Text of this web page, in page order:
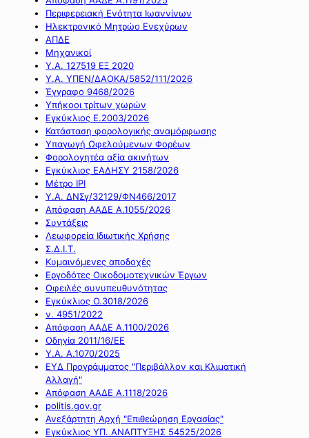
Περιφερειακή Ενότητα Ιωαννίνων
Ηλεκτρονικό Μητρώο Ενεχύρων
ΑΠΔΕ
Μηχανικοί
Υ.Α. 127519 ΕΞ 2020
Υ.Α. ΥΠΕΝ/ΔΑΟΚΑ/5852/111/2026
Έγγραφο 9468/2026
Υπήκοοι τρίτων χωρών
Εγκύκλιος Ε.2003/2026
Κατάσταση φορολογικής αναμόρφωσης
Υπαγωγή Ωφελούμενων Φορέων
Φορολογητέα αξία ακινήτων
Εγκύκλιος ΕΑΔΗΣΥ 2158/2026
Μέτρο IPI
Υ.Α. ΔΝΣγ/32129/ΦΝ466/2017
Απόφαση ΑΑΔΕ Α.1055/2026
Συντάξεις
Λεωφορεία Ιδιωτικής Χρήσης
Σ.Δ.Ι.Τ.
Κυμαινόμενες αποδοχές
Εργοδότες Οικοδομοτεχνικών Έργων
Οφειλές συνυπευθυνότητας
Εγκύκλιος Ο.3018/2026
ν. 4951/2022
Απόφαση ΑΑΔΕ Α.1100/2026
Οδηγία 2011/16/ΕΕ
Υ.Α. Α.1070/2025
ΕΥΔ Προγράμματος "Περιβάλλον και Κλιματική
Αλλαγή"
Απόφαση ΑΑΔΕ Α.1118/2026
politis.gov.gr
Ανεξάρτητη Αρχή "Επιθεώρηση Εργασίας"
Εγκύκλιος ΥΠ. ΑΝΑΠΤΥΞΗΣ 54525/2026